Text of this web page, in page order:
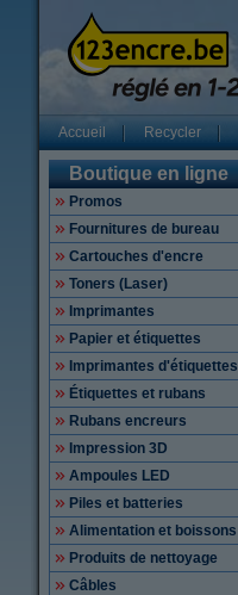
Accueil Recycler
Boutique en ligne
Promos
Fournitures de bureau
Cartouches d'encre
Toners (Laser)
Imprimantes
Papier et étiquettes
Imprimantes d'étiquettes
Étiquettes et rubans
Rubans encreurs
Impression 3D
Ampoules LED
Piles et batteries
Alimentation et boissons
Produits de nettoyage
Câbles